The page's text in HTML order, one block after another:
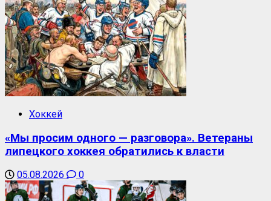
Хоккей
«Мы просим одного — разговора». Ветераны
липецкого хоккея обратились к власти
05.08.2026 0